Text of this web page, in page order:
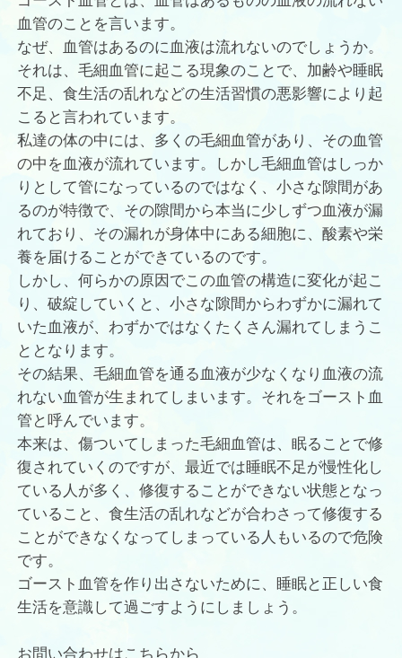
血管のことを言います。
なぜ、血管はあるのに血液は流れないのでしょうか。
それは、毛細血管に起こる現象のことで、加齢や睡眠
不足、食生活の乱れなどの生活習慣の悪影響により起
こると言われています。
私達の体の中には、多くの毛細血管があり、その血管
の中を血液が流れています。しかし毛細血管はしっか
りとして管になっているのではなく、小さな隙間があ
るのが特徴で、その隙間から本当に少しずつ血液が漏
れており、その漏れが身体中にある細胞に、酸素や栄
養を届けることができているのです。
しかし、何らかの原因でこの血管の構造に変化が起こ
り、破綻していくと、小さな隙間からわずかに漏れて
いた血液が、わずかではなくたくさん漏れてしまうこ
ととなります。
その結果、毛細血管を通る血液が少なくなり血液の流
れない血管が生まれてしまいます。それをゴースト血
管と呼んでいます。
本来は、傷ついてしまった毛細血管は、眠ることで修
復されていくのですが、最近では睡眠不足が慢性化し
ている人が多く、修復することができない状態となっ
ていること、食生活の乱れなどが合わさって修復する
ことができなくなってしまっている人もいるので危険
です。
ゴースト血管を作り出さないために、睡眠と正しい食
生活を意識して過ごすようにしましょう。
お問い合わせはこちらから